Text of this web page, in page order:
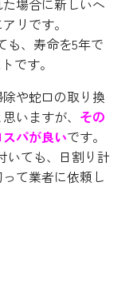
リです。
も、寿命を5年で
です。
や蛇口の取り換
いますが、 その
パが良いです。
いても、日割り計
て業者に依頼し